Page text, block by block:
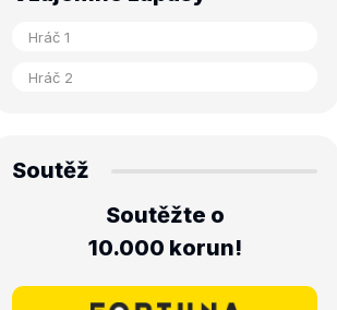
Soutěž
Soutěžte o
10.000 korun!